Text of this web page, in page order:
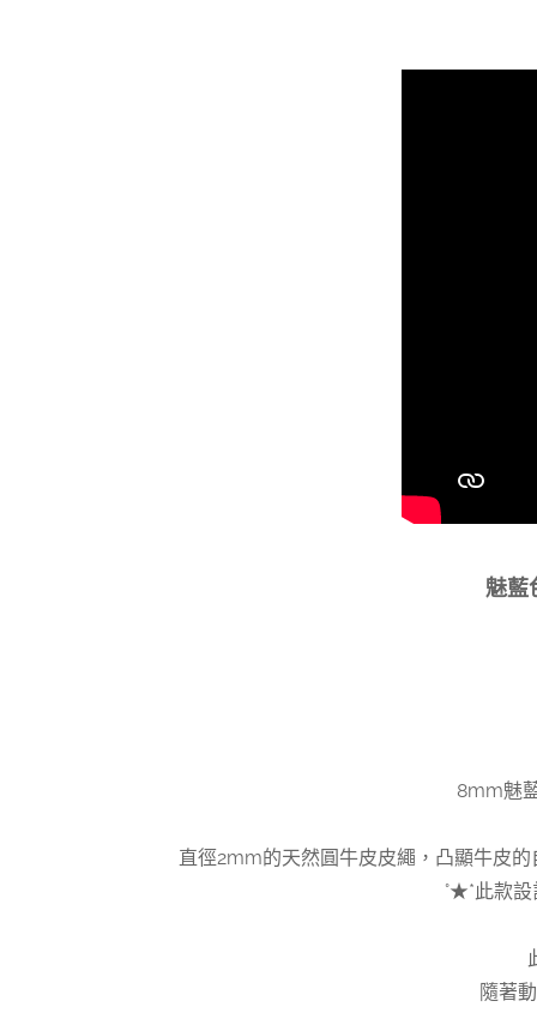
魅藍
8mm魅
直徑2mm的天然圓牛皮皮繩，凸顯牛皮
°★*此款設
隨著